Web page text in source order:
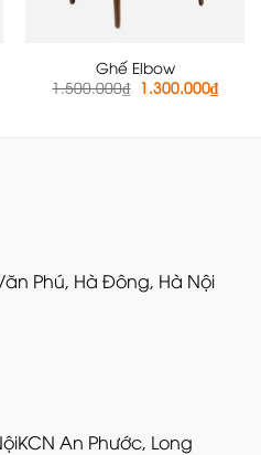
Ghế Elbow
1.500.000₫ Giá
gốc
1.300.000₫Giá
hiện
Phú, Hà Đông, Hà Nội
KCN An Phước, Long